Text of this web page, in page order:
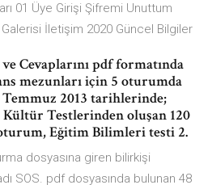
01 Üye Girişi Şifremi Unuttum
İletişim 2020 Güncel Bilgiler
Cevaplarını pdf formatında
mezunları için 5 oturumda
Temmuz 2013 tarihlerinde;
Kültür Testlerinden oluşan 120
Eğitim Bilimleri testi 2.
dosyasına giren bilirkişi
SOS. pdf dosyasında bulunan 48